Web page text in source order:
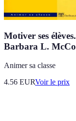
Motiver ses
Barbara L.
Animer sa classe
4.56 EURVoir le prix